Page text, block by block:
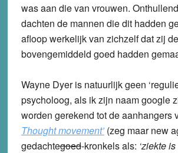
was aan die van vrouwen.
dachten de mannen die dit hadden
afloop werkelijk van zichzelf dat zij
bovengemiddeld goed hadden
Wayne Dyer is natuurlijk geen
psycholoog, als ik zijn naam google
worden gerekend tot de aanhangers
Thought movement’ (zeg maar new
gedachtegoed-kronkels als: ‘ziekte